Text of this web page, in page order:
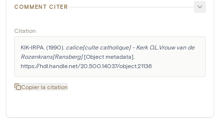
COMMENT CITER
Citation
KIK-IRPA. (1990). calice[culte catholique] - Kerk O.L.Vrouw van de
Rozenkrans[Ransberg] [Object metadata].
https://hdl.handle.net/20.500.14037/object.21136
Copier la citation